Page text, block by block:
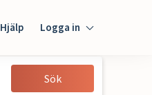
Hjälp Logga in
Sök